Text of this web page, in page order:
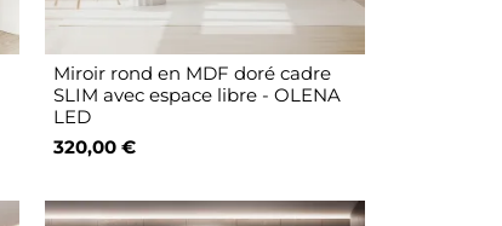
Miroir rond en MDF doré cadre
SLIM avec espace libre - OLENA
LED
320,00 €